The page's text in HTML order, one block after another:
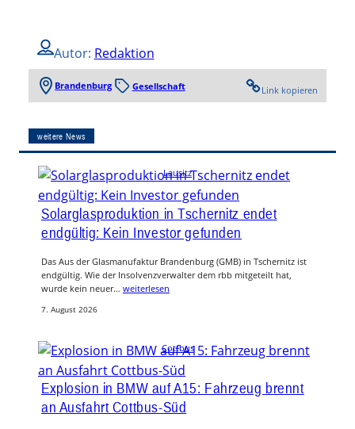
Autor: Redaktion
Brandenburg Gesellschaft Link kopieren
weitere News
Lausitz
Solarglasproduktion in Tschernitz endet
endgültig: Kein Investor gefunden
Das Aus der Glasmanufaktur Brandenburg (GMB) in Tschernitz ist
endgültig. Wie der Insolvenzverwalter dem rbb mitgeteilt hat,
wurde kein neuer… weiterlesen
7. August 2026
Cottbus
Explosion in BMW auf A15: Fahrzeug brennt
an Ausfahrt Cottbus-Süd